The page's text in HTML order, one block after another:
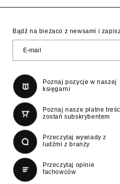
Bądź na bieżaco z newsami i
Poznaj pozycje w naszej
księgarni
Poznaj nasze płatne
zostań subskrybentem
Przeczytaj wywiady z
ludźmi z branży
Przeczytaj opinie
fachowców